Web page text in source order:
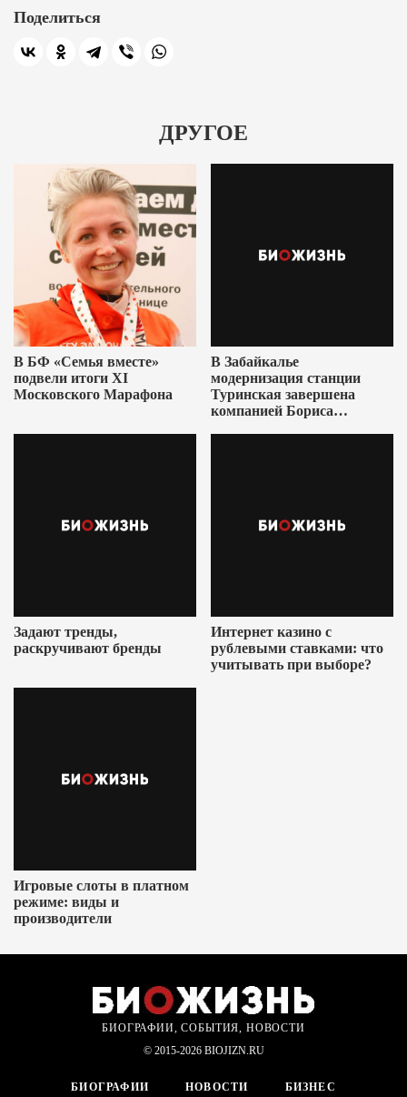
Поделиться
ДРУГОЕ
В БФ «Семья вместе»
подвели итоги XI
Московского Марафона
В Забайкалье
модернизация станции
Туринская завершена
компанией Бориса
Задают тренды,
раскручивают бренды
Интернет казино с
рублевыми ставками: что
учитывать при выборе?
Игровые слоты в платном
режиме: виды и
производители
БИОГРАФИИ, СОБЫТИЯ, НОВОСТИ
© 2015-2026 BIOJIZN.RU
БИОГРАФИИ НОВОСТИ БИЗНЕС